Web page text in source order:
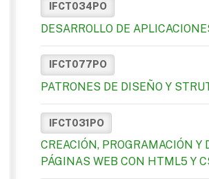
IFCT034PO
DESARROLLO DE
IFCT077PO
PATRONES DE DISEÑO Y
IFCT031PO
CREACIÓN, PROGRAMACIÓN Y
PÁGINAS WEB CON HTML5 Y